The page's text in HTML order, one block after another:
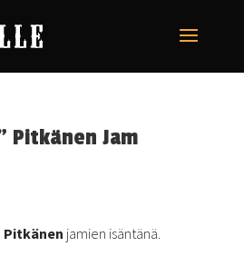
Pitkänen Jam
Pitkänen jamien isäntänä.